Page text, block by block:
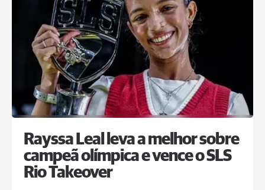
Rayssa Leal leva a melhor sobre
campeã olímpica e vence o SLS
Rio Takeover